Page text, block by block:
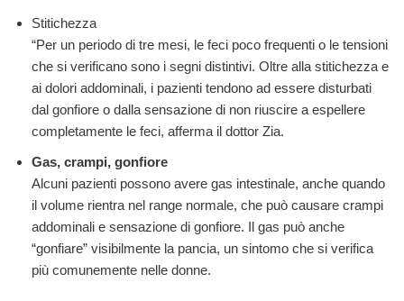
Stitichezza
“Per un periodo di tre mesi, le feci poco frequenti o le tensioni
che si verificano sono i segni distintivi. Oltre alla stitichezza e
ai dolori addominali, i pazienti tendono ad essere disturbati
dal gonfiore o dalla sensazione di non riuscire a espellere
completamente le feci, afferma il dottor Zia.
Gas, crampi, gonfiore
Alcuni pazienti possono avere gas intestinale, anche quando
il volume rientra nel range normale, che può causare crampi
addominali e sensazione di gonfiore. Il gas può anche
“gonfiare” visibilmente la pancia, un sintomo che si verifica
più comunemente nelle donne.